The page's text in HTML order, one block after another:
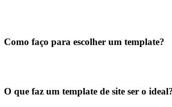
Como faço para escolher um template?
O que faz um template de site ser o